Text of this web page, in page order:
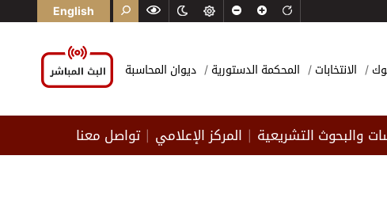
English
الانتخابات المحكمة الدستورية ديوان المحاسبة
والبحوث التشريعية المركز الإعلامي تواصل معنا